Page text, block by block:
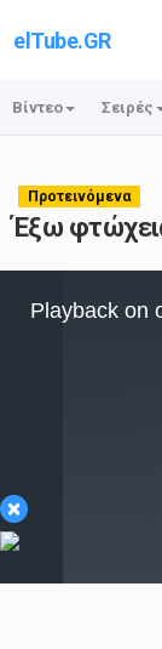
elTube.GR
Βίντεο Σειρές
Προτεινόμενα
Έξω
×
Playback on